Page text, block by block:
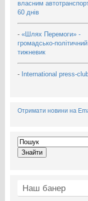
власним
60 днів
- «Шлях Перемоги» -
громадсько-політичний
тижневик
- International press-
Отримати новини на
Наш банер